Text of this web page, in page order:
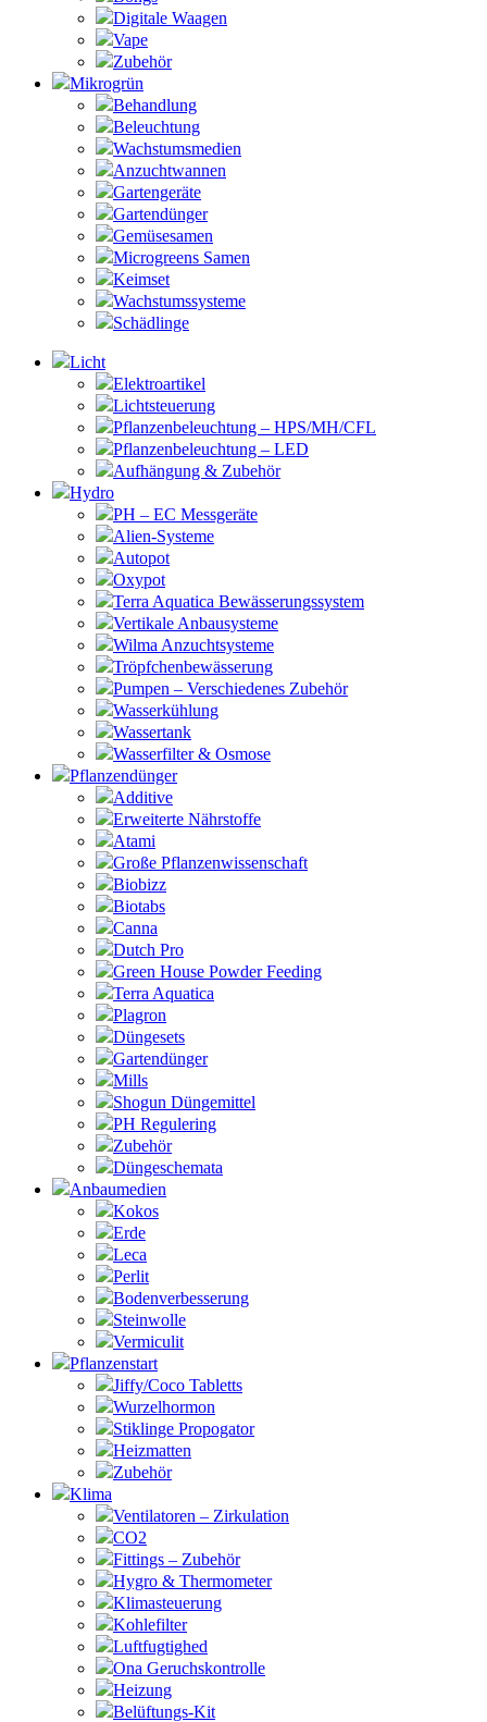
Digitale Waagen
Vape
Zubehör
Mikrogrün
Behandlung
Beleuchtung
Wachstumsmedien
Anzuchtwannen
Gartengeräte
Gartendünger
Gemüsesamen
Microgreens Samen
Keimset
Wachstumssysteme
Schädlinge
Licht
Elektroartikel
Lichtsteuerung
Pflanzenbeleuchtung – HPS/MH/CFL
Pflanzenbeleuchtung – LED
Aufhängung & Zubehör
Hydro
PH – EC Messgeräte
Alien-Systeme
Autopot
Oxypot
Terra Aquatica Bewässerungssystem
Vertikale Anbausysteme
Wilma Anzuchtsysteme
Tröpfchenbewässerung
Pumpen – Verschiedenes Zubehör
Wasserkühlung
Wassertank
Wasserfilter & Osmose
Pflanzendünger
Additive
Erweiterte Nährstoffe
Atami
Große Pflanzenwissenschaft
Biobizz
Biotabs
Canna
Dutch Pro
Green House Powder Feeding
Terra Aquatica
Plagron
Düngesets
Gartendünger
Mills
Shogun Düngemittel
PH Regulering
Zubehör
Düngeschemata
Anbaumedien
Kokos
Erde
Leca
Perlit
Bodenverbesserung
Steinwolle
Vermiculit
Pflanzenstart
Jiffy/Coco Tabletts
Wurzelhormon
Stiklinge Propogator
Heizmatten
Zubehör
Klima
Ventilatoren – Zirkulation
CO2
Fittings – Zubehör
Hygro & Thermometer
Klimasteuerung
Kohlefilter
Luftfugtighed
Ona Geruchskontrolle
Heizung
Belüftungs-Kit